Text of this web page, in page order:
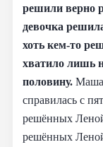
решили верно
девочка
хоть кем‑то
хватило лишь
половину. Маша
справилась с
решённых
решённых